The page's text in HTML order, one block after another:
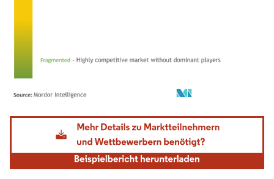
Bild © Mordor Intelligence. Wiederverwendung erfordert Namensnennung gemäß